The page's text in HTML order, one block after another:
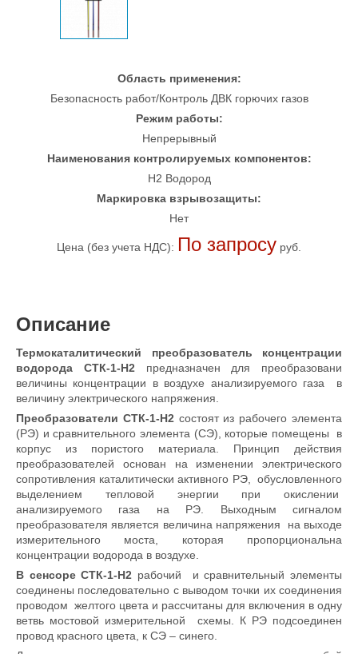
Область применения:
Безопасность работ/Контроль ДВК горючих газов
Режим работы:
Непрерывный
Наименования контролируемых компонентов:
H2 Водород
Маркировка взрывозащиты:
Нет
Цена (без учета НДС): По запросу руб.
Описание
Термокаталитический преобразователь концентрации
водорода СТК-1-H2 предназначен для преобразовани
величины концентрации в воздухе анализируемого газа в
величину электрического напряжения.
Преобразователи СТК-1-H2 состоят из рабочего элемента
(РЭ) и сравнительного элемента (СЭ), которые помещены в
корпус из пористого материала. Принцип действия
преобразователей основан на изменении электрического
сопротивления каталитически активного РЭ, обусловленного
выделением тепловой энергии при окислении
анализируемого газа на РЭ. Выходным сигналом
преобразователя является величина напряжения на выходе
измерительного моста, которая пропорциональна
концентрации водорода в воздухе.
В сенсоре СТК-1-Н2 рабочий и сравнительный элементы
соединены последовательно с выводом точки их соединения
проводом желтого цвета и рассчитаны для включения в одну
ветвь мостовой измерительной схемы. К РЭ подсоединен
провод красного цвета, к СЭ – синего.